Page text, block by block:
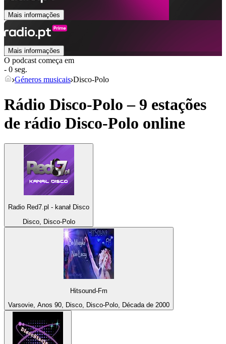
Mais informações
Mais informações
O podcast começa em
- 0 seg.
Géneros musicais Disco-Polo
Rádio Disco-Polo – 9 estações
de rádio Disco-Polo online
Radio Red7.pl - kanał Disco
Disco, Disco-Polo
Hitsound-Fm
Varsovie, Anos 90, Disco, Disco-Polo, Década de 2000